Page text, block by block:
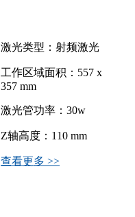
激光类型：射频激光
工作区域面积：557 x
357 mm
激光管功率：30w
Z轴高度：110 mm
查看更多 >>